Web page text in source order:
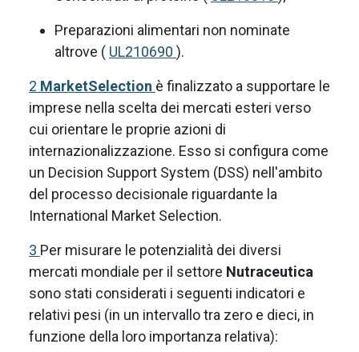
Preparazioni alimentari non nominate
altrove ( UL210690 ).
2 MarketSelection è finalizzato a supportare le
imprese nella scelta dei mercati esteri verso
cui orientare le proprie azioni di
internazionalizzazione. Esso si configura come
un Decision Support System (DSS) nell'ambito
del processo decisionale riguardante la
International Market Selection.
3 Per misurare le potenzialità dei diversi
mercati mondiale per il settore Nutraceutica
sono stati considerati i seguenti indicatori e
relativi pesi (in un intervallo tra zero e dieci, in
funzione della loro importanza relativa):